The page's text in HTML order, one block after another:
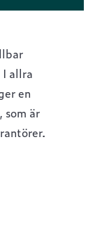
allra
en
, som är